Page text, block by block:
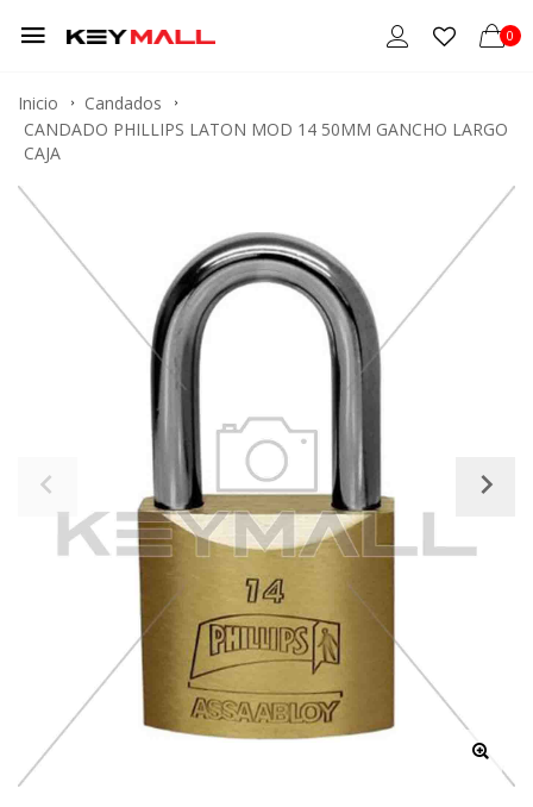
0
Inicio
Candados
CANDADO PHILLIPS LATON MOD 14 50MM GANCHO LARGO
CAJA